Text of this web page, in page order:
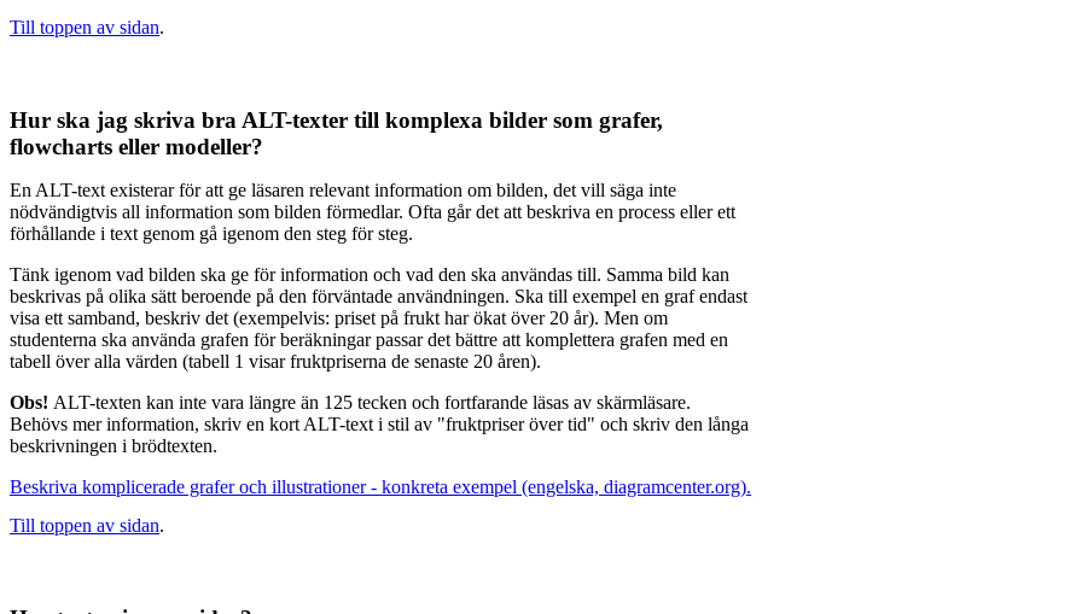
Till toppen av sidan.
Hur ska jag skriva bra ALT-texter till komplexa bilder som grafer,
flowcharts eller modeller?
En ALT-text existerar för att ge läsaren relevant information om bilden, det vill säga inte
nödvändigtvis all information som bilden förmedlar. Ofta går det att beskriva en process eller ett
förhållande i text genom gå igenom den steg för steg.
Tänk igenom vad bilden ska ge för information och vad den ska användas till. Samma bild kan
beskrivas på olika sätt beroende på den förväntade användningen. Ska till exempel en graf endast
visa ett samband, beskriv det (exempelvis: priset på frukt har ökat över 20 år). Men om
studenterna ska använda grafen för beräkningar passar det bättre att komplettera grafen med en
tabell över alla värden (tabell 1 visar fruktpriserna de senaste 20 åren).
Obs! ALT-texten kan inte vara längre än 125 tecken och fortfarande läsas av skärmläsare.
Behövs mer information, skriv en kort ALT-text i stil av "fruktpriser över tid" och skriv den långa
beskrivningen i brödtexten.
Beskriva komplicerade grafer och illustrationer - konkreta exempel (engelska, diagramcenter.org).
Till toppen av sidan.